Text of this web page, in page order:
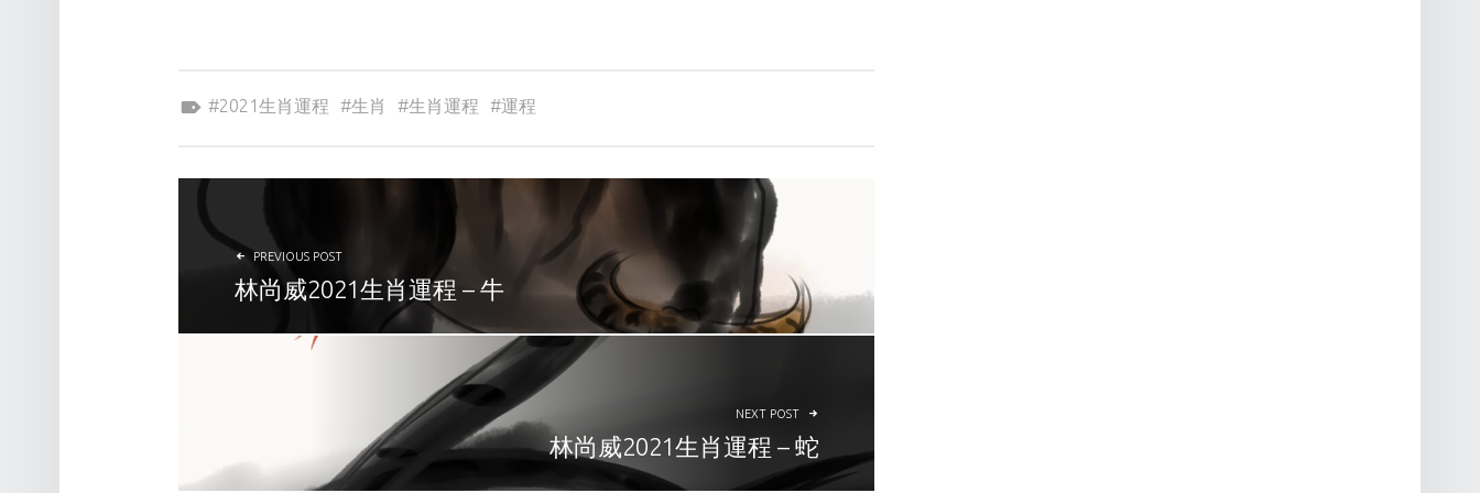
2021生肖運程
生肖 生肖運程 運程
POST NAVIGATION
PREVIOUS POST
林尚威2021生肖運程 – 牛
NEXT POST
林尚威2021生肖運程 – 蛇